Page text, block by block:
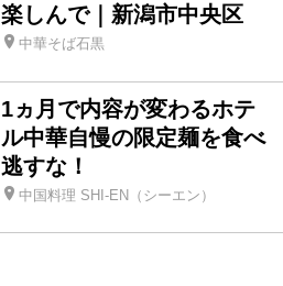
楽しんで｜新潟市中央区
中華そば石黒
1ヵ月で内容が変わるホテ
ル中華自慢の限定麺を食べ
逃すな！
中国料理 SHI-EN（シーエン）